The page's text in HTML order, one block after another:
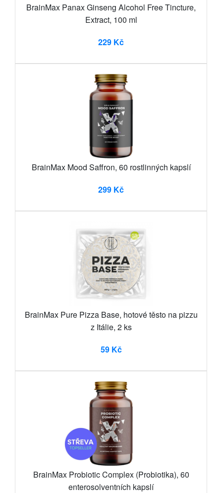
BrainMax Panax Ginseng Alcohol Free Tincture,
Extract, 100 ml
229 Kč
BrainMax Mood Saffron, 60 rostlinných kapslí
299 Kč
BrainMax Pure Pizza Base, hotové těsto na pizzu
z Itálie, 2 ks
59 Kč
BrainMax Probiotic Complex (Probiotika), 60
enterosolventních kapslí